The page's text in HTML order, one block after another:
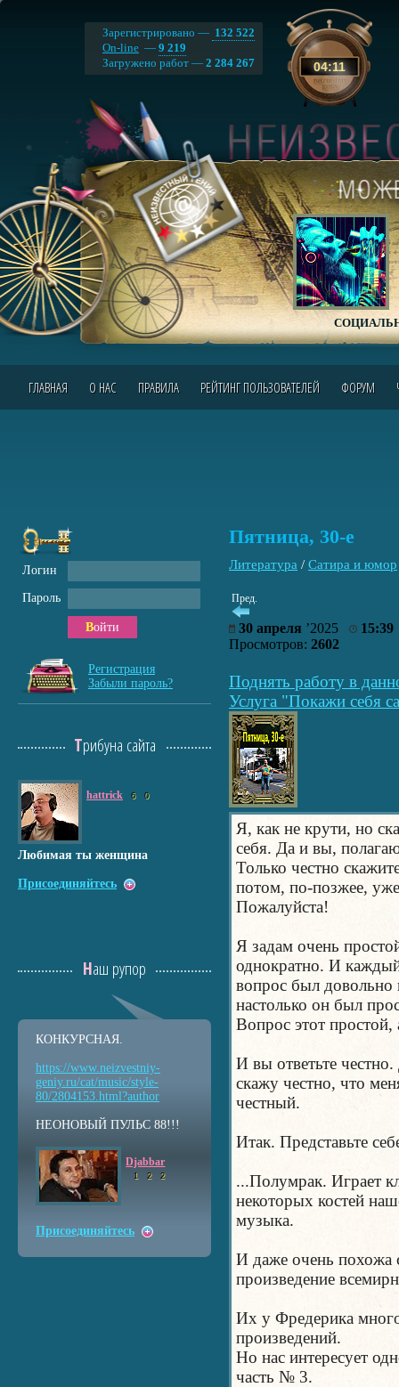
04:11
Зарегистрировано — 132 522
On-line — 9 219
Загружено работ — 2 284 267
ГЛАВНАЯ О НАС ПРАВИЛА РЕЙТИНГ ПОЛЬЗОВАТЕЛЕЙ ФОРУМ
Пятница, 30-е
Литература / Сатира и юмор
Пред.
30 апреля ’2025
15:39
Просмотров: 2602
Поднять работу в
Услуга "Покажи себя
Я, как не крути, но
себя. Да и вы,
Только честно
потом, по-позжее, уже
Пожалуйста!
Я задам очень
однократно. И
вопрос был довольно
настолько он был
Вопрос этот простой,
И вы ответьте
скажу честно, что
честный.
Итак. Представьте
...Полумрак. Играет
некоторых костей
музыка.
И даже очень похожа
произведение
Их у Фредерика
произведений.
Но нас интересует
часть № 3.
Логин
Пароль
Войти
Регистрация
Забыли пароль?
Трибуна сайта
hattrick 6 0
Любимая ты женщина
Присоединяйтесь
Наш рупор
КОНКУРСНАЯ.
https://www.neizvestniy-
geniy.ru/cat/music/style-
80/2804153.html?author
НЕОНОВЫЙ ПУЛЬС 88!!!
Djabbar
1 2 2
Присоединяйтесь